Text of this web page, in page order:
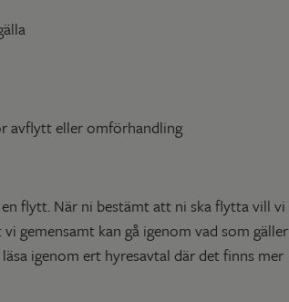
avflytt eller omförhandling
flytt. När ni bestämt att ni ska flytta vill vi
gemensamt kan gå igenom vad som gäller
igenom ert hyresavtal där det finns mer